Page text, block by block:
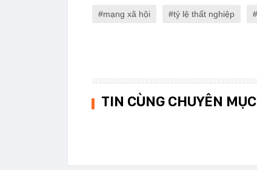
mạng xã hội tỷ lệ thất nghiệp
TIN CÙNG CHUYÊN MỤC